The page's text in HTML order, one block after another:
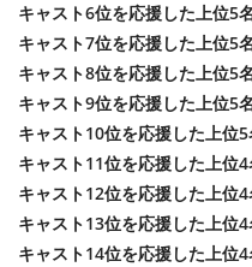
キャスト6位を応援した上位5
キャスト7位を応援した上位5
キャスト8位を応援した上位5
キャスト9位を応援した上位5
キャスト10位を応援した上位5
キャスト11位を応援した上位4
キャスト12位を応援した上位4
キャスト13位を応援した上位4
キャスト14位を応援した上位4